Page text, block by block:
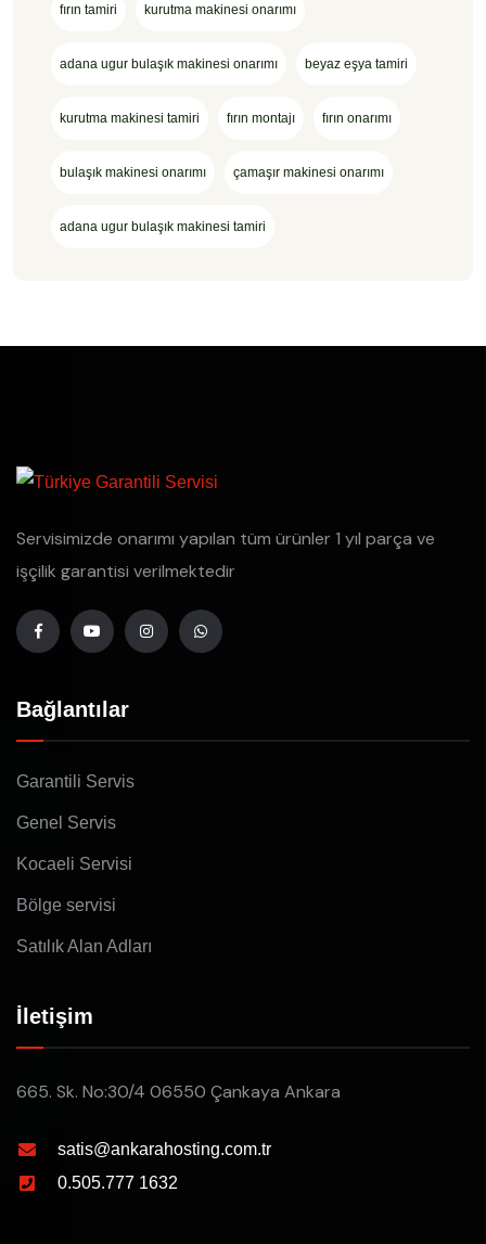
fırın tamiri kurutma makinesi onarımı
adana ugur bulaşık makinesi onarımı beyaz eşya tamiri
kurutma makinesi tamiri fırın montajı fırın onarımı
bulaşık makinesi onarımı çamaşır makinesi onarımı
adana ugur bulaşık makinesi tamiri
Servisimizde onarımı yapılan tüm ürünler 1 yıl parça ve
işçilik garantisi verilmektedir
Bağlantılar
Garantili Servis
Genel Servis
Kocaeli Servisi
Bölge servisi
Satılık Alan Adları
İletişim
665. Sk. No:30/4 06550 Çankaya Ankara
satis@ankarahosting.com.tr
0.505.777 1632